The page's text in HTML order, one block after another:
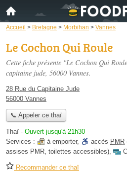
Accueil > Bretagne > Morbihan > Vannes
Le Cochon Qui Roule
Cette fiche présente "Le Cochon Qui
capitaine jude, 56000 Vannes.
28 Rue du Capitaine Jude
56000 Vannes
📞 Appeler ce thaï
Thaï - Ouvert jusqu'à 21h30
Services :
à emporter, accès PMR
assises PMR, toilettes accessibles),
Recommander ce thaï